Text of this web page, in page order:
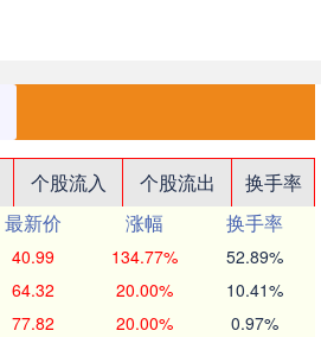
个股流入 个股流出
换手率
最新价 涨幅
换手率
40.99 134.77% 52.89%
64.32 20.00% 10.41%
77.82 20.00% 0.97%